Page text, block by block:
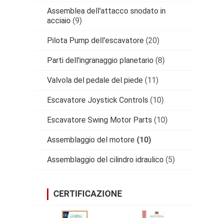
Assemblea dell'attacco snodato in
acciaio (9)
Pilota Pump dell'escavatore (20)
Parti dell'ingranaggio planetario (8)
Valvola del pedale del piede (11)
Escavatore Joystick Controls (10)
Escavatore Swing Motor Parts (10)
Assemblaggio del motore (10)
Assemblaggio del cilindro idraulico (5)
CERTIFICAZIONE